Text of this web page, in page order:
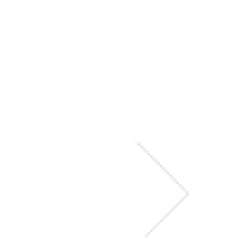
다음페이지